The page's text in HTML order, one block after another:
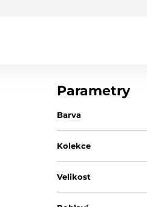
Parametry
Barva
Kolekce
Velikost